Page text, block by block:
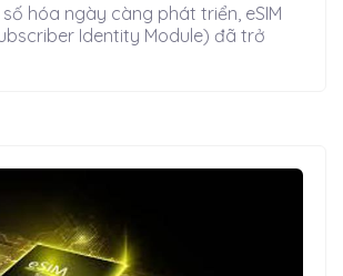
hóa ngày càng phát triển, eSIM
Identity Module) đã trở